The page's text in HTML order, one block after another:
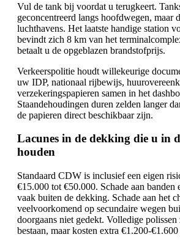
Vul de tank bij voordat u terugkeert.
geconcentreerd langs hoofdwegen, maar
luchthavens. Het laatste handige station
bevindt zich 8 km van het
betaalt u de opgeblazen brandstofprijs.
Verkeerspolitie houdt willekeurige
uw IDP, nationaal rijbewijs,
verzekeringspapieren samen in het
Staandehoudingen duren zelden langer
de papieren direct beschikbaar zijn.
Lacunes in de dekking die u in
houden
Standaard CDW is inclusief een eigen
€15.000 tot €50.000. Schade aan banden
vaak buiten de dekking. Schade aan het
veelvoorkomend op secundaire wegen
doorgaans niet gedekt. Volledige
bestaan, maar kosten extra €1.200-€1.600